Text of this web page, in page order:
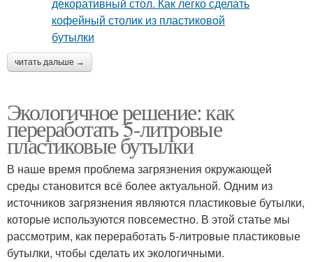
читать дальше →
Экологичное решение: как
переработать 5-литровые
пластиковые бутылки
В наше время проблема загрязнения окружающей
среды становится всё более актуальной. Одним из
источников загрязнения являются пластиковые бутылки,
которые используются повсеместно. В этой статье мы
рассмотрим, как переработать 5-литровые пластиковые
бутылки, чтобы сделать их экологичными.